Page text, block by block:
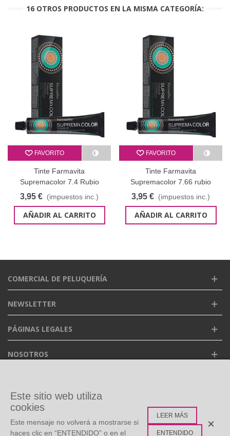
16 OTROS PRODUCTOS EN LA MISMA CATEGORÍA:
FAVORITO
Tinte Farmavita
Supremacolor 7.4 Rubio
cobre 60 ml
3,95 € (impuestos inc.)
AÑADIR AL CARRITO
FAVORITO
Tinte Farmavita
Supremacolor 7.66 rubio
medio rojo intenso 60 ml
3,95 € (impuestos inc.)
AÑADIR AL CARRITO
COMERCIAL DE PELUQUERÍA
NEWSLETTER
PÁGINAS LEGALES
NOSOTROS
ETIQUETAS POPULARES
Este sitio web utiliza
cookies
Este mensaje no volverá a mostrarse si
haces clic en “ENTENDIDO” o en el
LEER MÁS
ENTENDIDO
×